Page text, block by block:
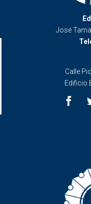
José
Calle
Edificio